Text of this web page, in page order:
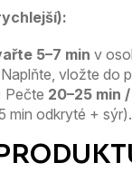
5–7 min v
vložte do
Pečte 20–25 min
min odkryté + sýr).